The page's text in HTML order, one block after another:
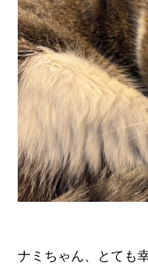
ナミちゃん、とても